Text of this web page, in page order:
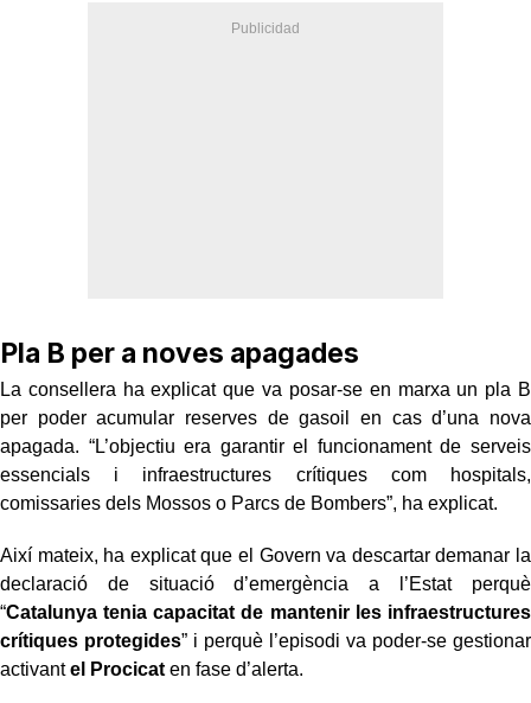
Pla B per a noves apagades
La consellera ha explicat que va posar-se en marxa un pla B
per poder acumular reserves de gasoil en cas d’una nova
apagada. “L’objectiu era garantir el funcionament de serveis
essencials i infraestructures crítiques com hospitals,
comissaries dels Mossos o Parcs de Bombers”, ha explicat.
Així mateix, ha explicat que el Govern va descartar demanar la
declaració de situació d’emergència a l’Estat perquè
“Catalunya tenia capacitat de mantenir les infraestructures
crítiques protegides” i perquè l’episodi va poder-se gestionar
activantel Procicat en fase d’alerta.